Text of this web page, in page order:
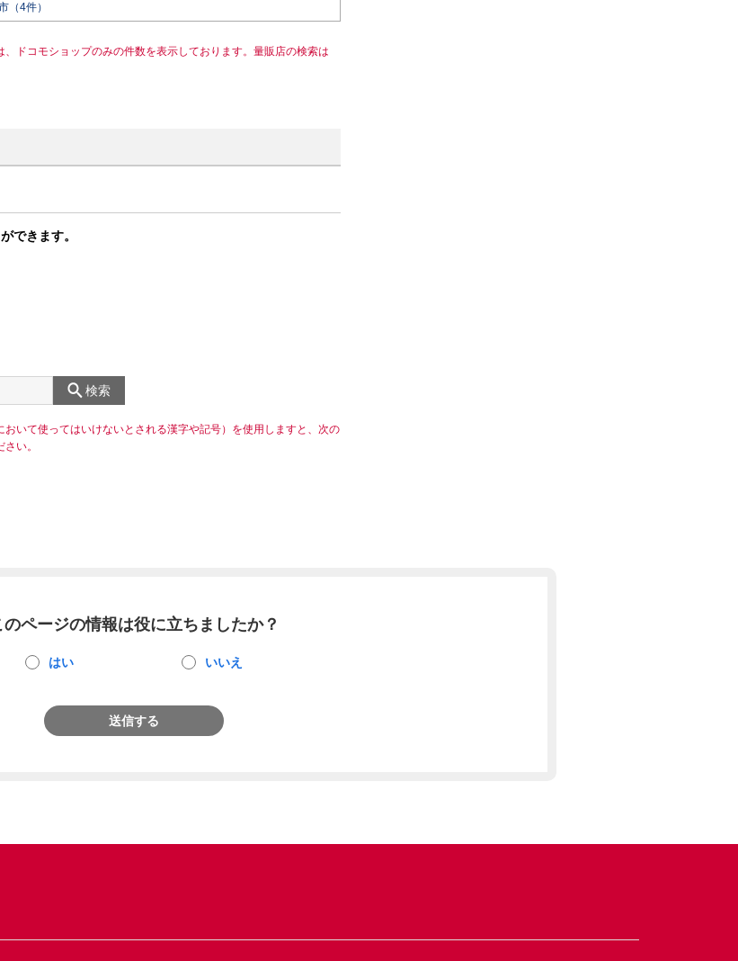
（4件）
ドコモショップのみの件数を表示しております。量販店の検索は
できます。
検索
いて使ってはいけないとされる漢字や記号）を使用しますと、次の
い。
のページの情報は役に立ちましたか？
はい いいえ
送信する